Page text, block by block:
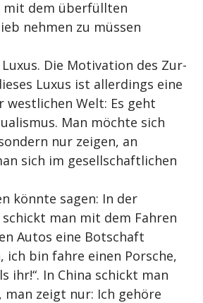
mit dem überfüllten
nehmen zu müssen
Die Motivation des Zur-
Luxus ist allerdings eine
westlichen Welt: Es geht
Man möchte sich
nur zeigen, an
sich im gesellschaftlichen
könnte sagen: In der
man mit dem Fahren
Autos eine Botschaft
ich bin fahre einen Porsche,
ihr!“. In China schickt man
man zeigt nur: Ich gehöre